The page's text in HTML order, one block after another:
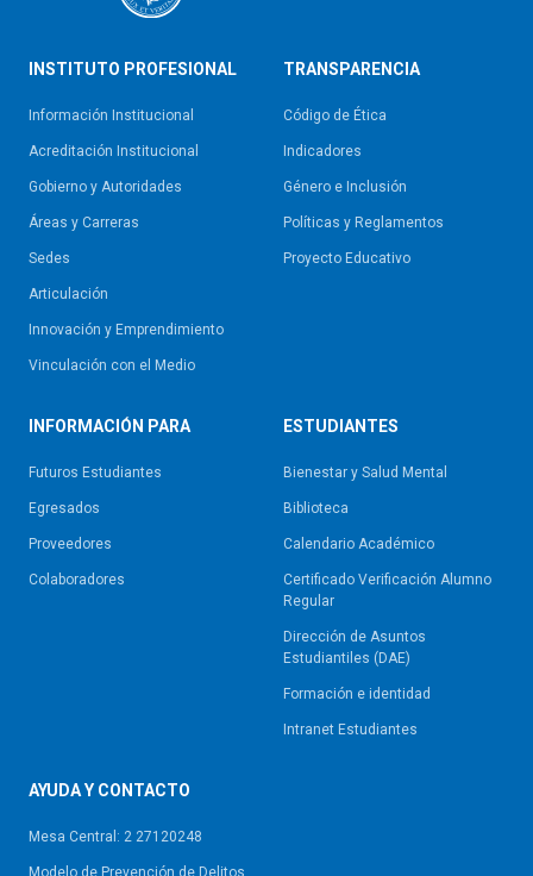
INSTITUTO PROFESIONAL
Información Institucional
Acreditación Institucional
Gobierno y Autoridades​
Áreas y Carreras
Sedes
Articulación
Innovación y Emprendimiento
Vinculación con el Medio
TRANSPARENCIA
Código de Ética
Indicadores
Género e Inclusión
Políticas y Reglamentos​
Proyecto Educativo
INFORMACIÓN PARA
Futuros Estudiantes
Egresados
Proveedores
Colaboradores
ESTUDIANTES
Bienestar y Salud Mental
Biblioteca
Calendario Académico
Certificado Verificación Alumno
Regular
Dirección de Asuntos
Estudiantiles (DAE)
Formación e identidad
Intranet Estudiantes
AYUDA Y CONTACTO
Mesa Central: 2 27120248
Modelo de Prevención de Delitos